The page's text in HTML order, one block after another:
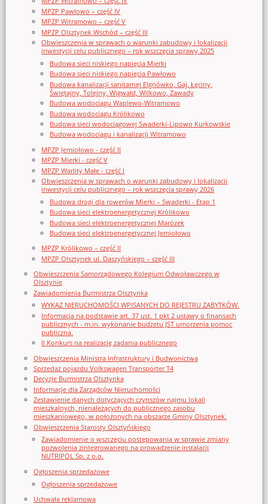
MPZP Pawłowo – część IV
MPZP Witramowo – część V
MPZP Olsztynek Wschód – część III
Obwieszczenia w sprawach o warunki zabudowy i lokalizacji
inwestycji celu publicznego – rok wszczęcia sprawy 2025
Budowa sieci niskiego napięcia Mierki
Budowa sieci niskiego napięcia Pawłowo
Budowa kanalizacji sanitarnej Elgnówko, Gaj, Łęciny,
Świętajny, Tolejny, Wigwałd, Wilkowo, Zawady
Budowa wodociągu Waplewo-Witramowo
Budowa wodociągu Królikowo
Budowa sieci wodociągowej Swaderki-Lipowo Kurkowskie
Budowa wodociągu i kanalizacji Witramowo
MPZP Jemiołowo - część II
MPZP Mierki - część V
MPZP Warlity Małe - część I
Obwieszczenia w sprawach o warunki zabudowy i lokalizacji
inwestycji celu publicznego – rok wszczęcia sprawy 2026
Budowa drogi dla rowerów Mierki – Swaderki - Etap 1
Budowa sieci elektroenergetycznej Królikowo
Budowa sieci elektroenergetycznej Marózek
Budowa sieci elektroenergetycznej Jemiołowo
MPZP Królikowo – część II
MPZP Olsztynek ul. Daszyńskiego – część III
Obwieszczenia Samorządowego Kolegium Odwoławczego w
Olsztynie
Zawiadomienia Burmistrza Olsztynka
WYKAZ NIERUCHOMOŚCI WPISANYCH DO REJESTRU ZABYTKÓW.
Informacja na podstawie art. 37 ust. 1 pkt 2 ustawy o finansach
publicznych - m.in. wykonanie budżetu JST umorzenia pomoc
publiczna.
II Konkurs na realizację zadania publicznego
Obwieszczenia Ministra Infrastruktury i Budwonictwa
Sprzedaż pojazdu Volkswagen Transporter T4
Decyzje Burmistrza Olsztynka
Informacje dla Zarządców Nieruchomości
Zestawienie danych dotyczących czynszów najmu lokali
mieszkalnych, nienależących do publicznego zasobu
mieszkaniowego, w położonych na obszarze Gminy Olsztynek.
Obwieszczenia Starosty Olsztyńskiego
Zawiadomienie o wszczęciu postępowania w sprawie zmiany
pozwolenia zintegrowanego na prowadzenie instalacji
NUTRIPOL Sp. z o.o.
Ogłoszenia sprzedażowe
Ogłoszenia sprzedażowe
Uchwała reklamowa